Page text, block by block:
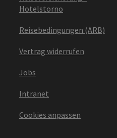
Hotelstorno
Reisebedingungen (ARB)
Vertrag widerrufen
Jobs
Intranet
Cookies anpassen